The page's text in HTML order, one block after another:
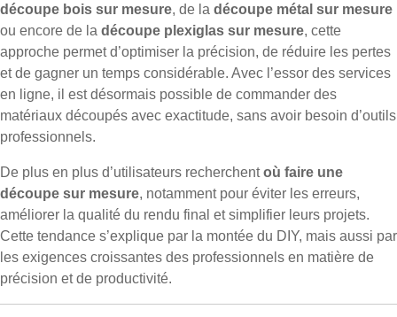
découpe bois sur mesure, de la découpe métal sur mesure
ou encore de la découpe plexiglas sur mesure, cette
approche permet d’optimiser la précision, de réduire les pertes
et de gagner un temps considérable. Avec l’essor des services
en ligne, il est désormais possible de commander des
matériaux découpés avec exactitude, sans avoir besoin d’outils
professionnels.
De plus en plus d’utilisateurs recherchentoù faire une
découpe sur mesure, notamment pour éviter les erreurs,
améliorer la qualité du rendu final et simplifier leurs projets.
Cette tendance s’explique par la montée du DIY, mais aussi par
les exigences croissantes des professionnels en matière de
précision et de productivité.